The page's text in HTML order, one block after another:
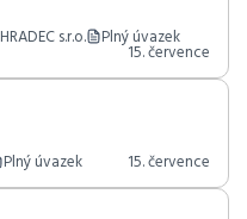
s.r.o. Plný úvazek
15. července
Plný úvazek 15. července